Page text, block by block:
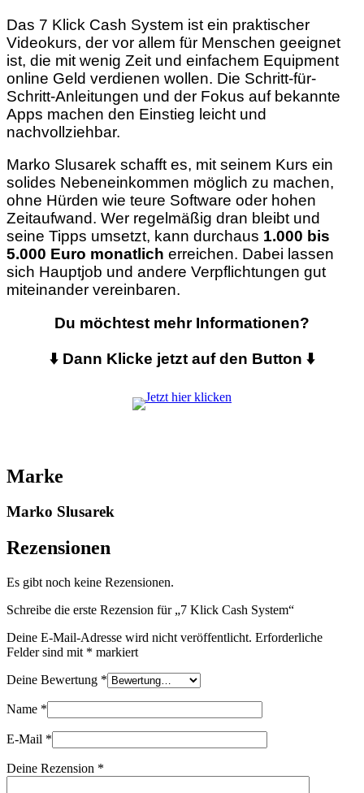
Das 7 Klick Cash System ist ein praktischer
Videokurs, der vor allem für Menschen geeignet
ist, die mit wenig Zeit und einfachem Equipment
online Geld verdienen wollen. Die Schritt-für-
Schritt-Anleitungen und der Fokus auf bekannte
Apps machen den Einstieg leicht und
nachvollziehbar.
Marko Slusarek schafft es, mit seinem Kurs ein
solides Nebeneinkommen möglich zu machen,
ohne Hürden wie teure Software oder hohen
Zeitaufwand. Wer regelmäßig dran bleibt und
seine Tipps umsetzt, kann durchaus 1.000 bis
5.000 Euro monatlich erreichen. Dabei lassen
sich Hauptjob und andere Verpflichtungen gut
miteinander vereinbaren.
Du möchtest mehr Informationen?
⬇️ Dann Klicke jetzt auf den Button ⬇️
Marke
Marko Slusarek
Rezensionen
Es gibt noch keine Rezensionen.
Schreibe die erste Rezension für „7 Klick Cash System“
Deine E-Mail-Adresse wird nicht veröffentlicht. Erforderliche
Felder sind mit * markiert
Deine Bewertung *
Name *
E-Mail *
Deine Rezension *